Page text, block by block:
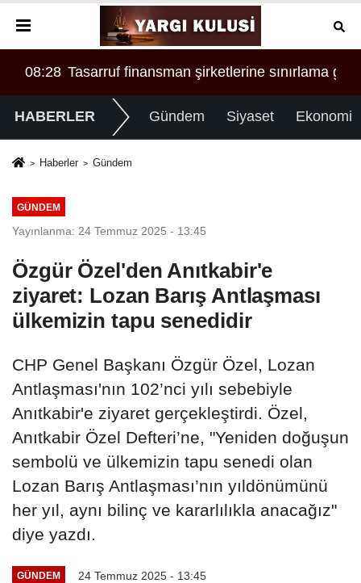
malvarlığına el konuldu
geldi
00:34 SONER YALÇIN VE SERDAR ÖZYURT
HABERLER Gündem Siyaset Ekonomi
Haberler Gündem
GÜNDEM
Yayınlanma: 24 Temmuz 2025 - 13:45
Özgür Özel'den Anıtkabir'e
ziyaret: Lozan Barış Antlaşması
ülkemizin tapu senedidir
CHP Genel Başkanı Özgür Özel, Lozan
Antlaşması'nın 102’nci yılı sebebiyle
Anıtkabir'e ziyaret gerçekleştirdi. Özel,
Anıtkabir Özel Defteri’ne, "Yeniden doğuşun
sembolü ve ülkemizin tapu senedi olan
Lozan Barış Antlaşması’nın yıldönümünü
her yıl, aynı bilinç ve kararlılıkla anacağız"
diye yazdı.
GÜNDEM 24 Temmuz 2025 - 13:45